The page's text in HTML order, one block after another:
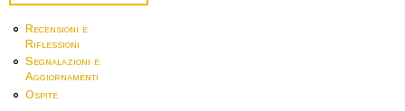
Recensioni e
Riflessioni
Segnalazioni e
Aggiornamenti
Ospite